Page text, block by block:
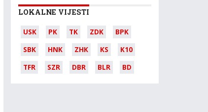
LOKALNE VIJESTI
USK PK TK ZDK
BPK
SBK
HNK ZHK KS
K10
TFR
SZR DBR BLR BD